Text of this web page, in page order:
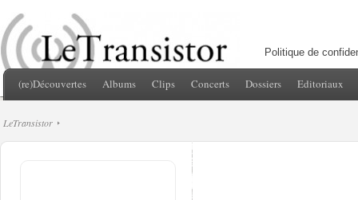
Politique de
(re)Découvertes Albums Clips Concerts Dossiers Editoriaux
LeTransistor